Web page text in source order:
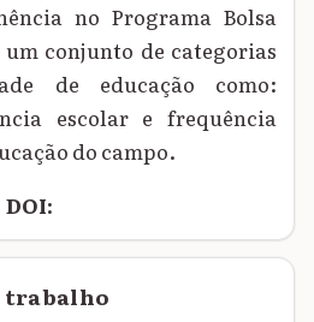
no Programa Bolsa
conjunto de categorias
de educação como:
escolar e frequência
do campo.
DOI:
trabalho